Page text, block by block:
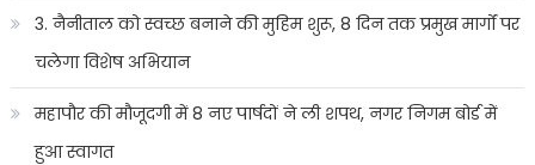
3. नैनीताल को स्वच्छ बनाने की मुहिम शुरू, 8 दिन तक प्रमुख मार्गों पर
चलेगा विशेष अभियान
महापौर की मौजूदगी में 8 नए पार्षदों ने ली शपथ, नगर निगम बोर्ड में
हुआ स्वागत